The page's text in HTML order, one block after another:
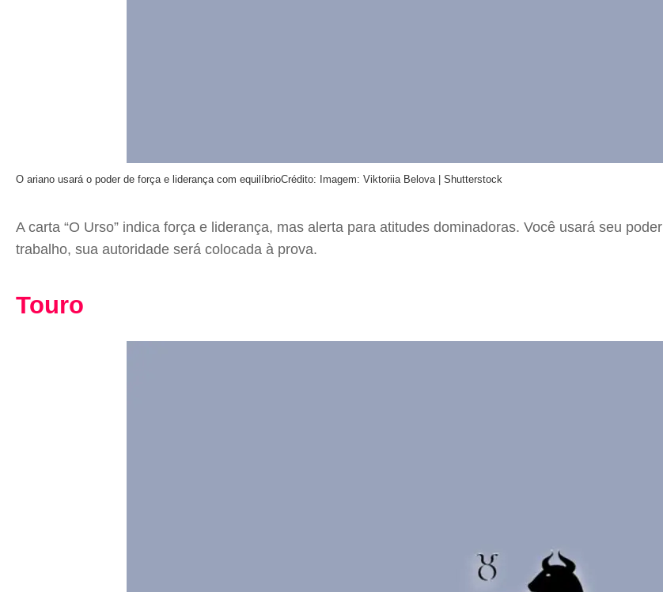
O ariano usará o poder de força e liderança com equilíbrioCrédito: Imagem: Viktoriia Belova | Shutterstock
A carta “O Urso” indica força e liderança, mas alerta para atitudes dominadoras. Você usará seu
trabalho, sua autoridade será colocada à prova.
Touro